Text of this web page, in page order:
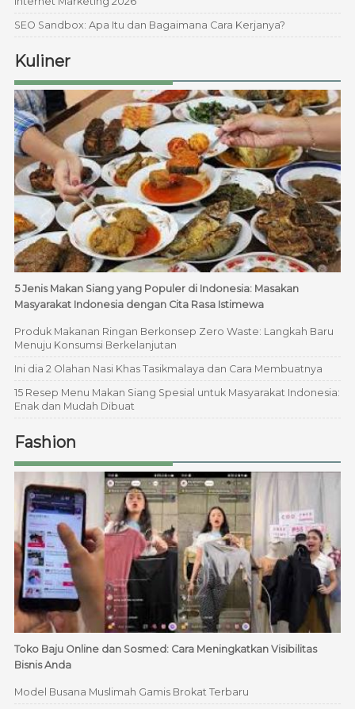
SEO Sandbox: Apa Itu dan Bagaimana Cara Kerjanya?
Kuliner
5 Jenis Makan Siang yang Populer di Indonesia: Masakan
Masyarakat Indonesia dengan Cita Rasa Istimewa
Produk Makanan Ringan Berkonsep Zero Waste: Langkah Baru
Menuju Konsumsi Berkelanjutan
Ini dia 2 Olahan Nasi Khas Tasikmalaya dan Cara Membuatnya
15 Resep Menu Makan Siang Spesial untuk Masyarakat Indonesia:
Enak dan Mudah Dibuat
Fashion
Toko Baju Online dan Sosmed: Cara Meningkatkan Visibilitas
Bisnis Anda
Model Busana Muslimah Gamis Brokat Terbaru